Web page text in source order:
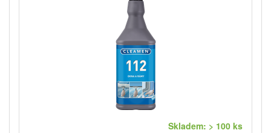
Skladem: > 100 ks